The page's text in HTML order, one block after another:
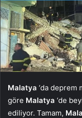
Malatya ‘da deprem
göre Malatya ‘de
ediliyor. Tamam,